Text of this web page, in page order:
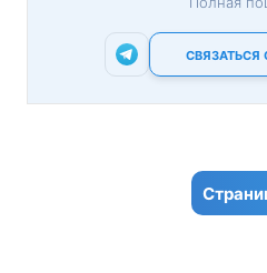
СВЯЗАТЬСЯ